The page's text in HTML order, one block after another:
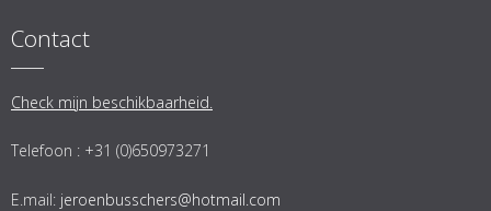
Contact
Check mijn beschikbaarheid.
Telefoon : +31 (0)650973271
E.mail: jeroenbusschers@hotmail.com